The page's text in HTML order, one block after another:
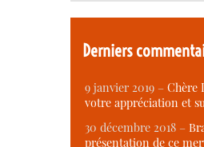
Derniers
9 janvier 2019 – Chère
votre appréciation et
30 décembre 2018 –
présentation de ce